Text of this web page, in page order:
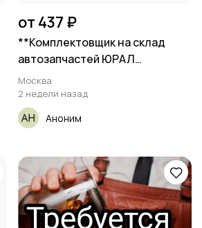
от 437 ₽
**Комплектовщик на склад
автозапчастей ЮРАЛ
(Домодедово)**
Москва
2 недели назад
Аноним